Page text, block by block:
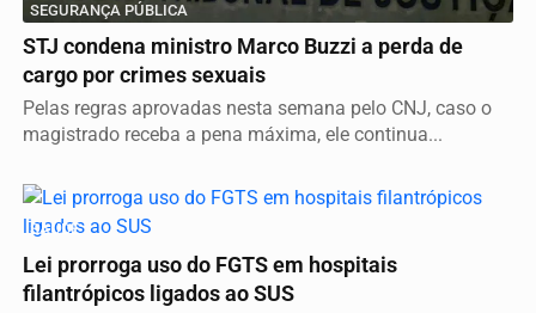
SEGURANÇA PÚBLICA
STJ condena ministro Marco Buzzi a perda de
cargo por crimes sexuais
Pelas regras aprovadas nesta semana pelo CNJ, caso o
magistrado receba a pena máxima, ele continua...
SAÚDE
Lei prorroga uso do FGTS em hospitais
filantrópicos ligados ao SUS